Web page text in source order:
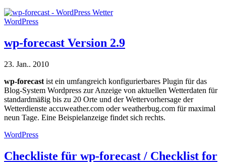
WordPress
wp-forecast Version 2.9
23. Jan.. 2010
wp-forecast ist ein umfangreich konfigurierbares Plugin für das
Blog-System Wordpress zur Anzeige von aktuellen Wetterdaten für
standardmäßig bis zu 20 Orte und der Wettervorhersage der
Wetterdienste accuweather.com oder weatherbug.com für maximal
neun Tage. Eine Beispielanzeige findet sich rechts.
WordPress
Checkliste für wp-forecast / Checklist for